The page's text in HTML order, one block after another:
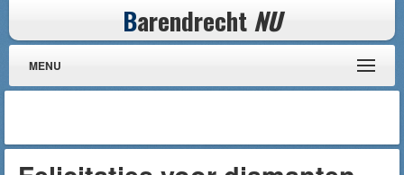
Barendrecht NU
MENU